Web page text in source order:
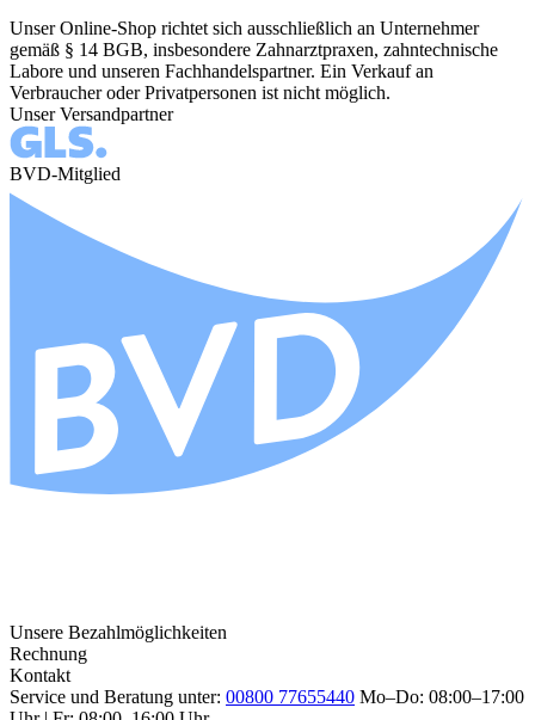
Unser Online-Shop richtet sich ausschließlich an Unternehmer
gemäß § 14 BGB, insbesondere Zahnarztpraxen, zahntechnische
Labore und unseren Fachhandelspartner. Ein Verkauf an
Verbraucher oder Privatpersonen ist nicht möglich.
Unser Versandpartner
BVD-Mitglied
Unsere Bezahlmöglichkeiten
Rechnung
Kontakt
Service und Beratung unter: 00800 77655440 Mo–Do: 08:00–17:00